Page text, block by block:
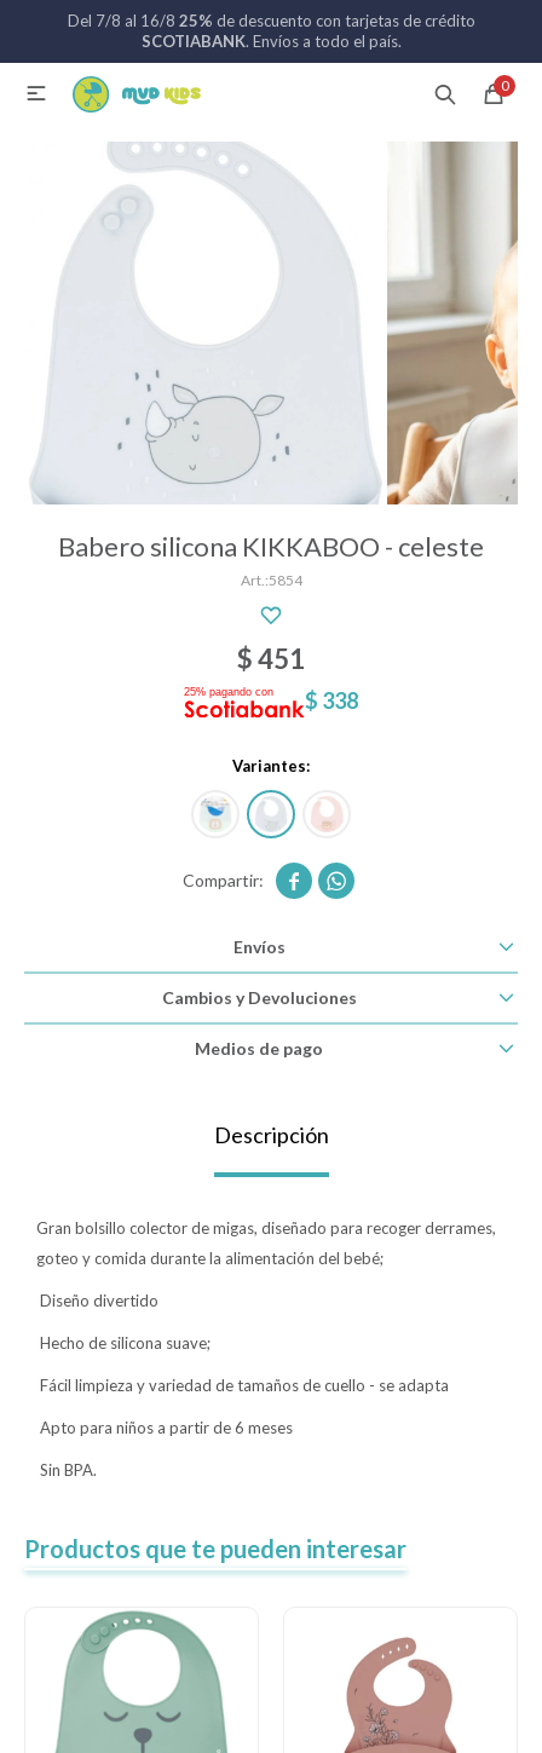
Del 7/8 al 16/8 25% de descuento con tarjetas de crédito
SCOTIABANK. Envíos a todo el país.
0

Babero silicona KIKKABOO - celeste
5854
$451
$ 338
Variantes:
 
Envíos
Cambios y Devoluciones
Medios de pago
Descripción
Gran bolsillo colector de migas, diseñado para recoger derrames,
goteo y comida durante la alimentación del bebé;
Diseño divertido
Hecho de silicona suave;
Fácil limpieza y variedad de tamaños de cuello - se adapta
Apto para niños a partir de 6 meses
Sin BPA.
Productos que te pueden interesar
MI CUENTA
Catálogo Nuevos ingresos
Coches de bebé
Sillas de auto
Alimentación
Paseo y seguridad
Estimulación primera infancia
Bolsos y mochilas maternales
Gift cards
Nuevos